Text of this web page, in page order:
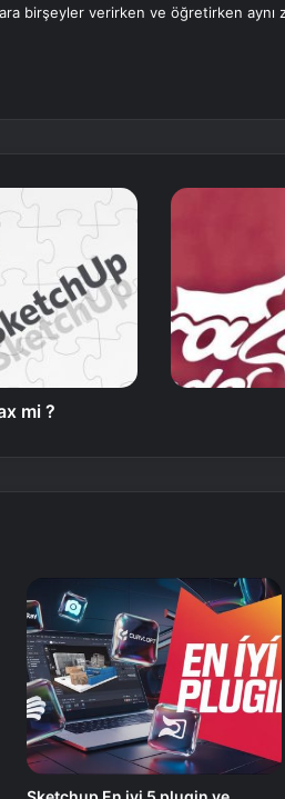
birşeyler verirken ve öğretirken aynı
mi ?